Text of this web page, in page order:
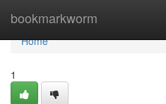
bookmarkworm
Home
Home
1